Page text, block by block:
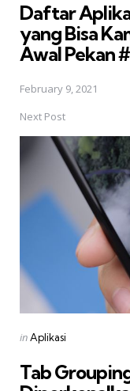
Daftar
yang Bisa
Awal Pekan
February 9, 2021
Next Post
Posted
inAplikasi
Tab